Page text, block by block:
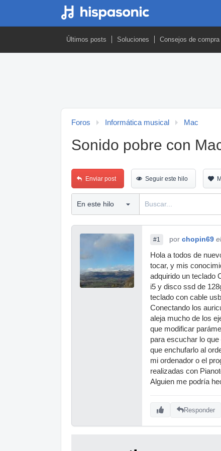
Últimos posts Soluciones Consejos de compra
Foros Informática musical Mac
Sonido pobre con
Enviar post Seguir este hilo
#1 por chopin69
Hola a todos de
tocar, y mis
adquirido un teclado
i5 y disco ssd de
teclado con cable
Conectando los
aleja mucho de los
que modificar
para escuchar lo
que enchufarlo al
mi ordenador o el
realizadas con
Alguien me podría
Responder